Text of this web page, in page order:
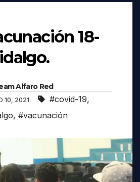
18-
Alfaro Red
10, 2021 #covid-19,
, #vacunación